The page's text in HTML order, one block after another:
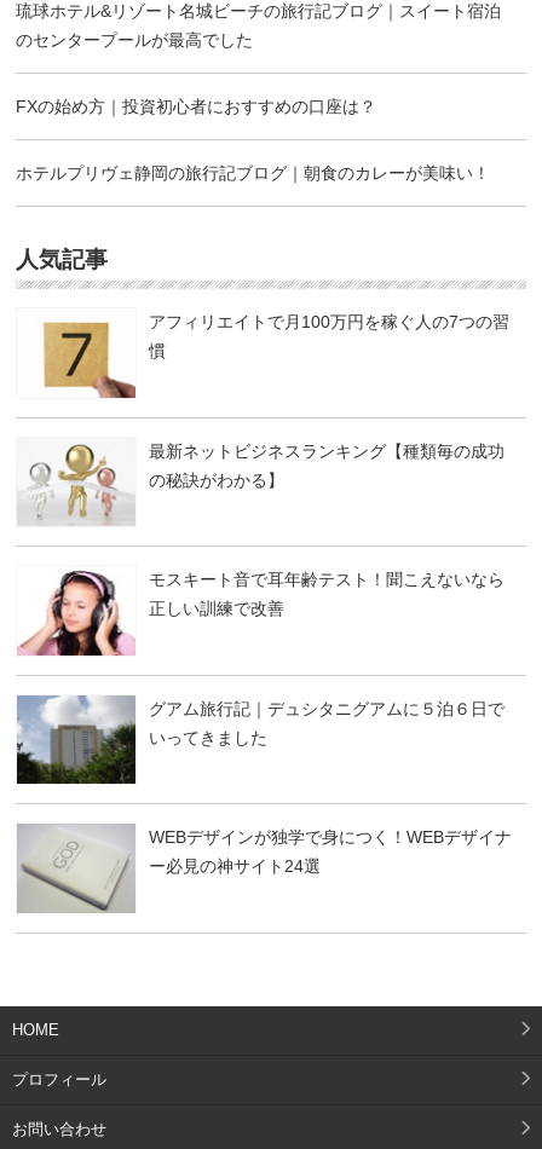
琉球ホテル&リゾート名城ビーチの旅行記ブログ｜スイート宿泊
のセンタープールが最高でした
FXの始め方｜投資初心者におすすめの口座は？
ホテルプリヴェ静岡の旅行記ブログ｜朝食のカレーが美味い！
人気記事
アフィリエイトで月100万円を稼ぐ人の7つの習
慣
最新ネットビジネスランキング【種類毎の成功
の秘訣がわかる】
モスキート音で耳年齢テスト！聞こえないなら
正しい訓練で改善
グアム旅行記｜デュシタニグアムに５泊６日で
いってきました
WEBデザインが独学で身につく！WEBデザイナ
ー必見の神サイト24選
HOME
プロフィール
お問い合わせ